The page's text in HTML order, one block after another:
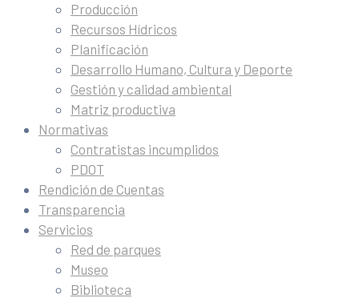
Producción
Recursos Hídricos
Planificación
Desarrollo Humano, Cultura y Deporte
Gestión y calidad ambiental
Matriz productiva
Normativas
Contratistas incumplidos
PDOT
Rendición de Cuentas
Transparencia
Servicios
Red de parques
Museo
Biblioteca